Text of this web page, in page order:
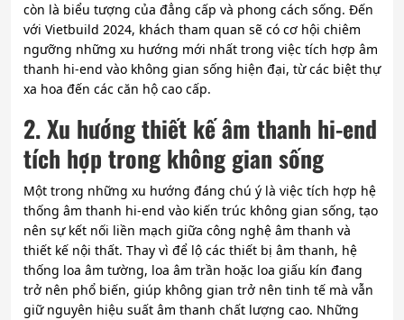
còn là biểu tượng của đẳng cấp và phong cách sống. Đến
với Vietbuild 2024, khách tham quan sẽ có cơ hội chiêm
ngưỡng những xu hướng mới nhất trong việc tích hợp âm
thanh hi-end vào không gian sống hiện đại, từ các biệt thự
xa hoa đến các căn hộ cao cấp.
2. Xu hướng thiết kế âm thanh hi-end
tích hợp trong không gian sống
Một trong những xu hướng đáng chú ý là việc tích hợp hệ
thống âm thanh hi-end vào kiến trúc không gian sống, tạo
nên sự kết nối liền mạch giữa công nghệ âm thanh và
thiết kế nội thất. Thay vì để lộ các thiết bị âm thanh, hệ
thống loa âm tường, loa âm trần hoặc loa giấu kín đang
trở nên phổ biến, giúp không gian trở nên tinh tế mà vẫn
giữ nguyên hiệu suất âm thanh chất lượng cao. Những